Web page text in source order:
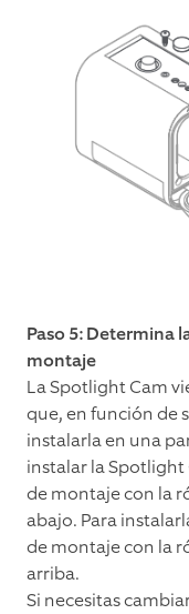
Paso 5: Determina
montaje
La Spotlight Cam
que, en función de
instalarla en una
instalar la Spotlight
de montaje con la
abajo. Para
de montaje con la
arriba.
Si necesitas